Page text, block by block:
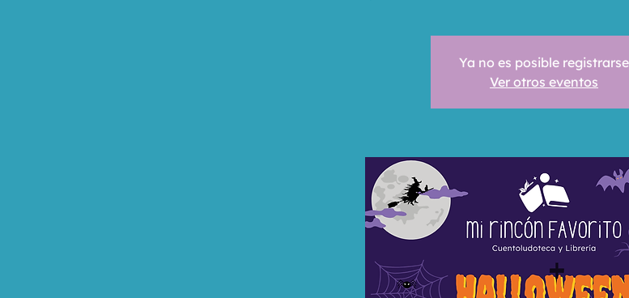
Ya no es posible registrarse
Ver otros eventos